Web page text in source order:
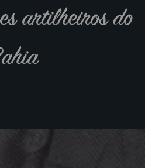
artilheiros do